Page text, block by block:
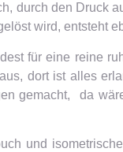
durch den Druck
wird, entsteht
für eine reine
dort ist alles
gemacht, da
und